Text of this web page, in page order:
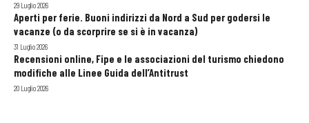
29 Luglio 2026
Aperti per ferie. Buoni indirizzi da Nord a Sud per godersi le
vacanze (o da scorprire se si è in vacanza)
31 Luglio 2026
Recensioni online, Fipe e le associazioni del turismo chiedono
modifiche alle Linee Guida dell’Antitrust
20 Luglio 2026